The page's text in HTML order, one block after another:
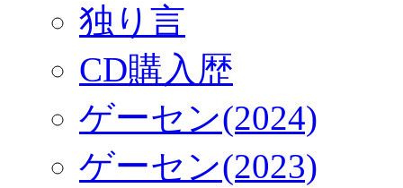
独り言
CD購入歴
ゲーセン(2024)
ゲーセン(2023)